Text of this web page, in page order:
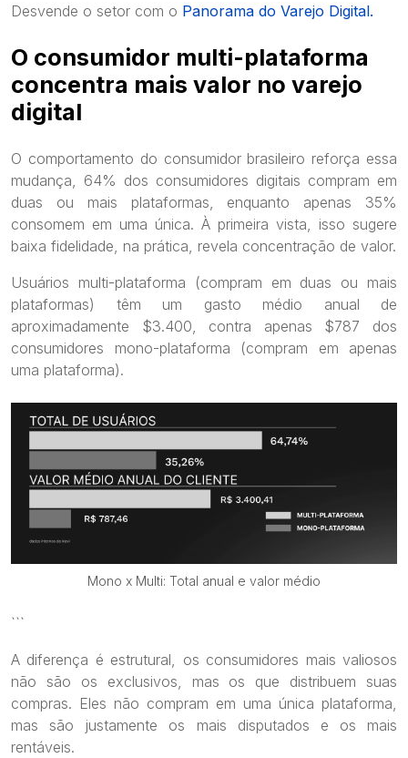
Desvende o setor com o Panorama do Varejo Digital.
O consumidor multi-plataforma
concentra mais valor no varejo
digital
O comportamento do consumidor brasileiro reforça essa
mudança, 64% dos consumidores digitais compram em
duas ou mais plataformas, enquanto apenas 35%
consomem em uma única. À primeira vista, isso sugere
baixa fidelidade, na prática, revela concentração de valor.
Usuários multi-plataforma (compram em duas ou mais
plataformas) têm um gasto médio anual de
aproximadamente $3.400, contra apenas $787 dos
consumidores mono-plataforma (compram em apenas
uma plataforma).
Mono x Multi: Total anual e valor médio
```
A diferença é estrutural, os consumidores mais valiosos
não são os exclusivos, mas os que distribuem suas
compras. Eles não compram em uma única plataforma,
mas são justamente os mais disputados e os mais
rentáveis.